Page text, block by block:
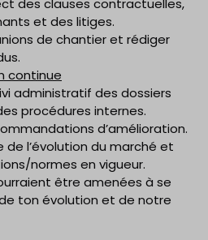
des clauses contractuelles,
et des litiges.
de chantier et rédiger
continue
administratif des dossiers
procédures internes.
d’amélioration.
de l’évolution du marché et
normes en vigueur.
être amenées à se
ton évolution et de notre